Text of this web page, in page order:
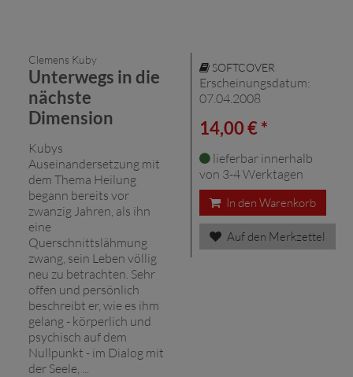
Clemens Kuby
Unterwegs in die
nächste
Dimension
Kubys
Auseinandersetzung mit
dem Thema Heilung
begann bereits vor
zwanzig Jahren, als ihn
eine
Querschnittslähmung
zwang, sein Leben völlig
neu zu betrachten. Sehr
offen und persönlich
beschreibt er, wie es ihm
gelang - körperlich und
psychisch auf dem
Nullpunkt - im Dialog mit
der Seele, ...
SOFTCOVER
Erscheinungsdatum:
07.04.2008
14,00 € *
lieferbar innerhalb
von 3-4 Werktagen
In den Warenkorb
Auf den Merkzettel